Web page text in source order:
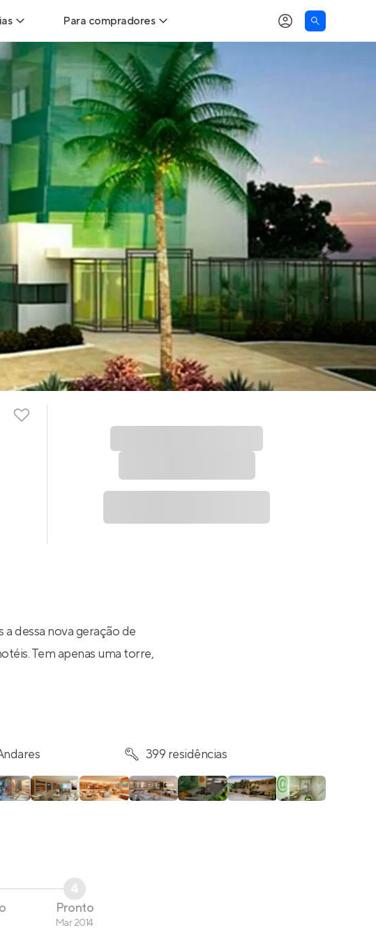
Imobiliárias
Para compradores
Buscar um imóvel novo
Calcule seu Poder de Compra
Comprar x Alugar
Correção do INCC
Simulador de Financiamento
Encontre um corretor
dessa nova geração de
Tem apenas uma torre,
399 residências
4
Pronto
Mar 2014